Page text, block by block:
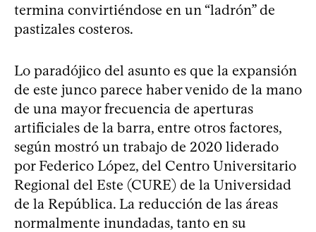
termina convirtiéndose en un “ladrón” de
pastizales costeros.
Lo paradójico del asunto es que la expansión
de este junco parece haber venido de la mano
de una mayor frecuencia de aperturas
artificiales de la barra, entre otros factores,
según mostró un trabajo de 2020 liderado
por Federico López, del Centro Universitario
Regional del Este (CURE) de la Universidad
de la República. La reducción de las áreas
normalmente inundadas, tanto en su